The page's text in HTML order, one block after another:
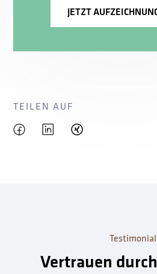
TEILEN AUF
Vertrauen